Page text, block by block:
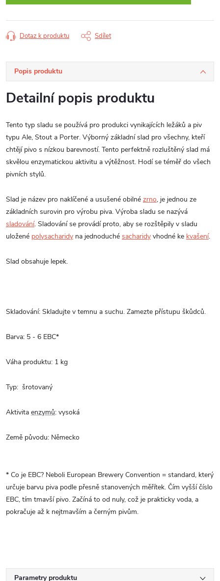
Dotaz k produktu Sdílet
Popis produktu
Detailní popis produktu
Tento typ sladu se používá pro produkci vynikajících ležáků a piv
typu Ale, Stout a Porter. Výborný základní slad pro všechny, kteří
chtějí pivo s nízkou barevností. Tento perfektně rozluštěný slad má
skvělou enzymatickou aktivitu a výtěžnost. Hodí se téměř do všech
pivních stylů.
Slad je název pro naklíčené a usušené obilné zrno, je jednou ze
základních surovin pro výrobu piva. Výroba sladu se nazývá
sladování. Sladování se provádí proto, aby se rozštěpily v sladu
uložené polysacharidy na jednoduché sacharidy vhodné ke kvašení.
Slad obsahuje lepek.
Skladování: Skladujte v temnu a suchu. Zamezte přístupu škůdců.
Barva: 5 - 6 EBC*
Váha produktu: 1 kg
Typ: šrotovaný
Aktivita enzymů: vysoká
Země původu: Německo
* Co je EBC? Neboli European Brewery Convention = standard, který
určuje barvu piva podle přesně stanovených měřítek. Čím vyšší číslo
EBC, tím tmavší pivo. Začíná to od nuly, což je prakticky voda, a
pokračuje až k nejtmavším a černým pivům.
Parametry produktu